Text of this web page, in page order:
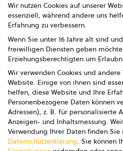
Presse
AGB
AGB
AGB
Wir nutzen Cookies auf unserer
essenziell, während andere uns
Erfahrung zu verbessern.
Wenn Sie unter 16 Jahre alt sind
freiwilligen Diensten geben
Erziehungsberechtigten um
Wir verwenden Cookies und
Website. Einige von ihnen sind
helfen, diese Website und Ihre
Personenbezogene Daten können
Adressen), z. B. für personalisierte
Anzeigen- und Inhaltsmessung.
Verwendung Ihrer Daten finden Sie
Datenschutzerklärung. Sie können